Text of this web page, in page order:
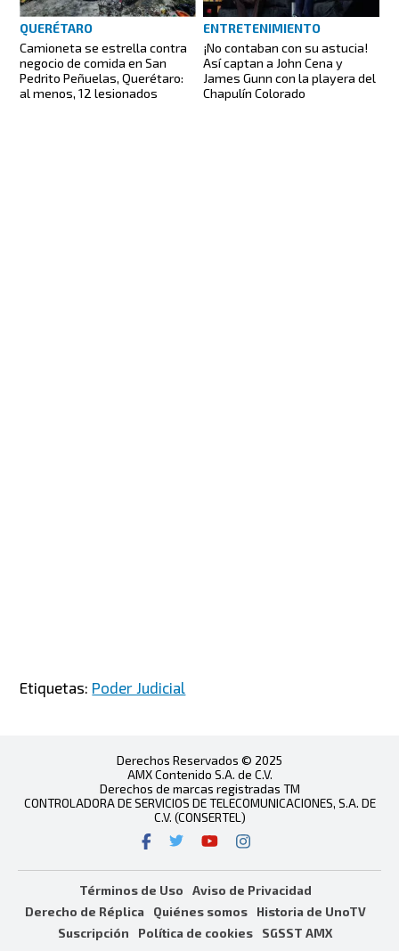
QUERÉTARO
Camioneta se estrella contra
negocio de comida en San
Pedrito Peñuelas, Querétaro:
al menos, 12 lesionados
ENTRETENIMIENTO
¡No contaban con su astucia!
Así captan a John Cena y
James Gunn con la playera del
Chapulín Colorado
Etiquetas: Poder Judicial
Derechos Reservados © 2025
AMX Contenido S.A. de C.V.
Derechos de marcas registradas TM
CONTROLADORA DE SERVICIOS DE TELECOMUNICACIONES, S.A. DE
C.V. (CONSERTEL)
Términos de Uso
Aviso de Privacidad
Derecho de Réplica
Quiénes somos
Historia de UnoTV
Suscripción
Política de cookies SGSST AMX